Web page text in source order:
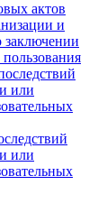
актов
и
заключении
или
или